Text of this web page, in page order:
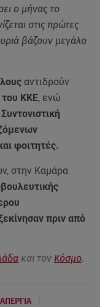
ο μήνας το
στις πρώτες
βάζουν μεγάλο
αντιδρούν
ΚΚΕ, ενώ
φοιτητές.
στην Καμάρα
πριν από
και τον Κόσμο.
ΑΠΕΡΓΙΑ